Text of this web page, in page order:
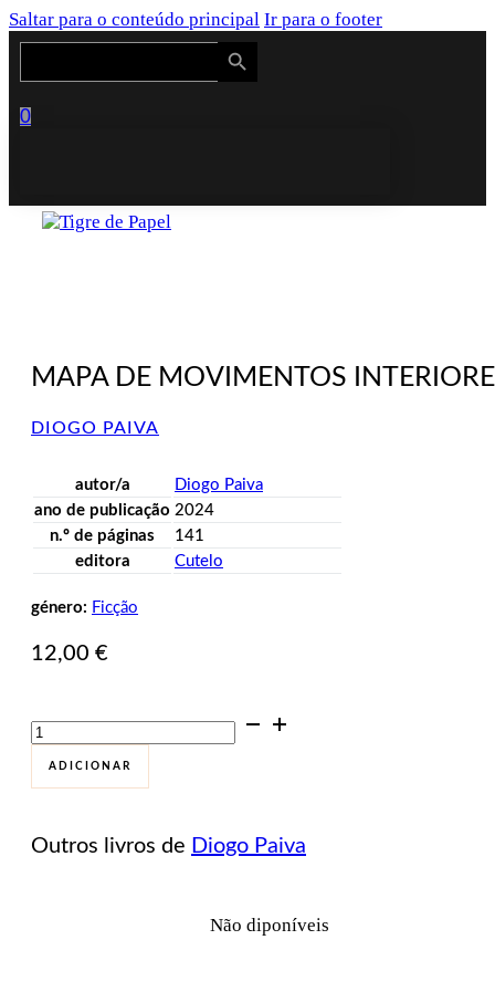
Saltar para o conteúdo principal Ir para o footer
Search
Search Button
0
MAPA DE MOVIMENTOS
DIOGO PAIVA
autor/a
Diogo Paiva
ano de publicação 2024
n.º de páginas
141
editora
Cutelo
género: Ficção
12,00 €
Quantidade
de
MAPA
DE
ADICIONAR
Outros livros de Diogo Paiva
Não diponíveis